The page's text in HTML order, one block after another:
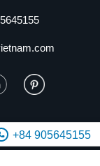
+84 905645155